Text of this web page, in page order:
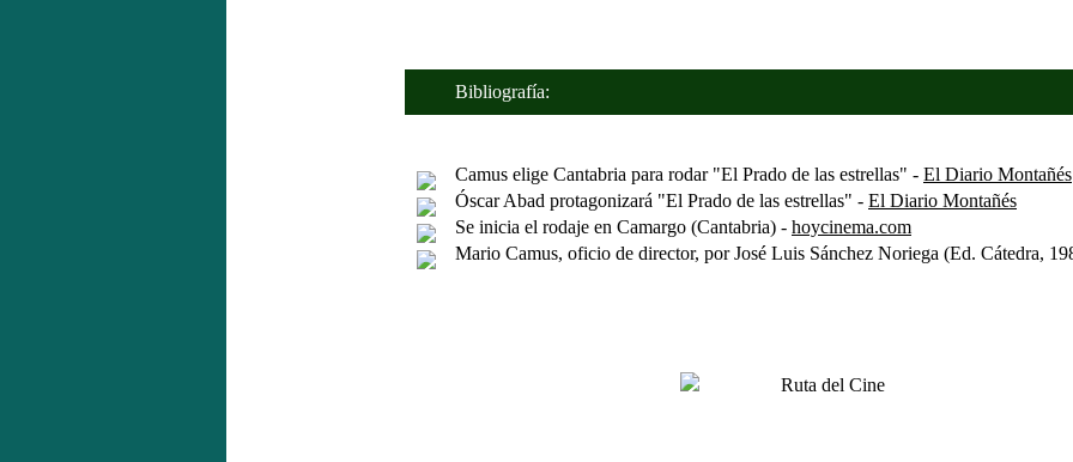
Bibliografía:
Camus elige Cantabria para rodar "El Prado de las estrellas" - El Diario Montañés
Óscar Abad protagonizará "El Prado de las estrellas" - El Diario Montañés
Se inicia el rodaje en Camargo (Cantabria) - hoycinema.com
Mario Camus, oficio de director, por José Luis Sánchez Noriega (Ed. Cátedra,
Ruta del Cine